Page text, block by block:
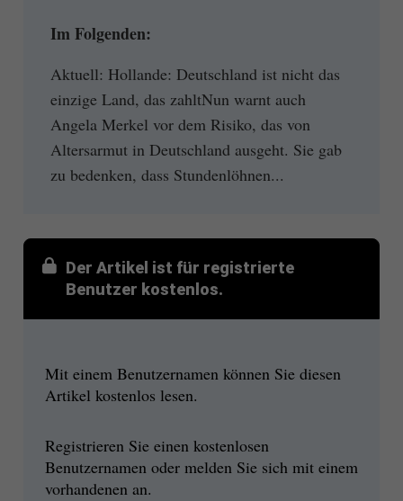
Im Folgenden:
Aktuell: Hollande: Deutschland ist nicht das
einzige Land, das zahltNun warnt auch
Angela Merkel vor dem Risiko, das von
Altersarmut in Deutschland ausgeht. Sie gab
zu bedenken, dass Stundenlöhnen...
Der Artikel ist für registrierte
Benutzer kostenlos.
Mit einem Benutzernamen können Sie diesen
Artikel kostenlos lesen.
Registrieren Sie einen kostenlosen
Benutzernamen oder melden Sie sich mit einem
vorhandenen an.